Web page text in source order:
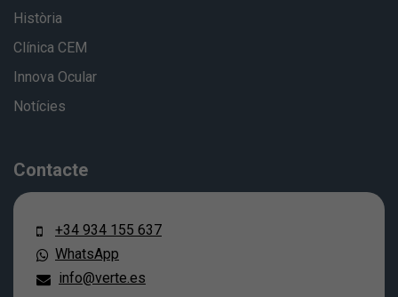
Història
Clínica CEM
Innova Ocular
Notícies
Contacte
+34 934 155 637
WhatsApp
info@verte.es